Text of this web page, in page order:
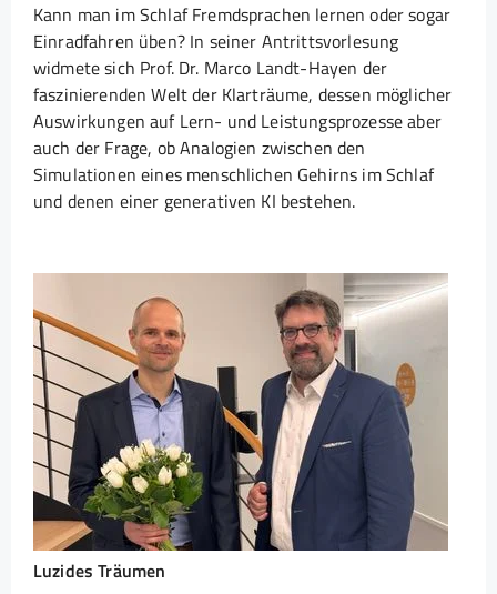
Kann man im Schlaf Fremdsprachen lernen oder sogar
Einradfahren üben? In seiner Antrittsvorlesung
widmete sich Prof. Dr. Marco Landt-Hayen der
faszinierenden Welt der Klarträume, dessen möglicher
Auswirkungen auf Lern- und Leistungsprozesse aber
auch der Frage, ob Analogien zwischen den
Simulationen eines menschlichen Gehirns im Schlaf
und denen einer generativen KI bestehen.
Luzides Träumen